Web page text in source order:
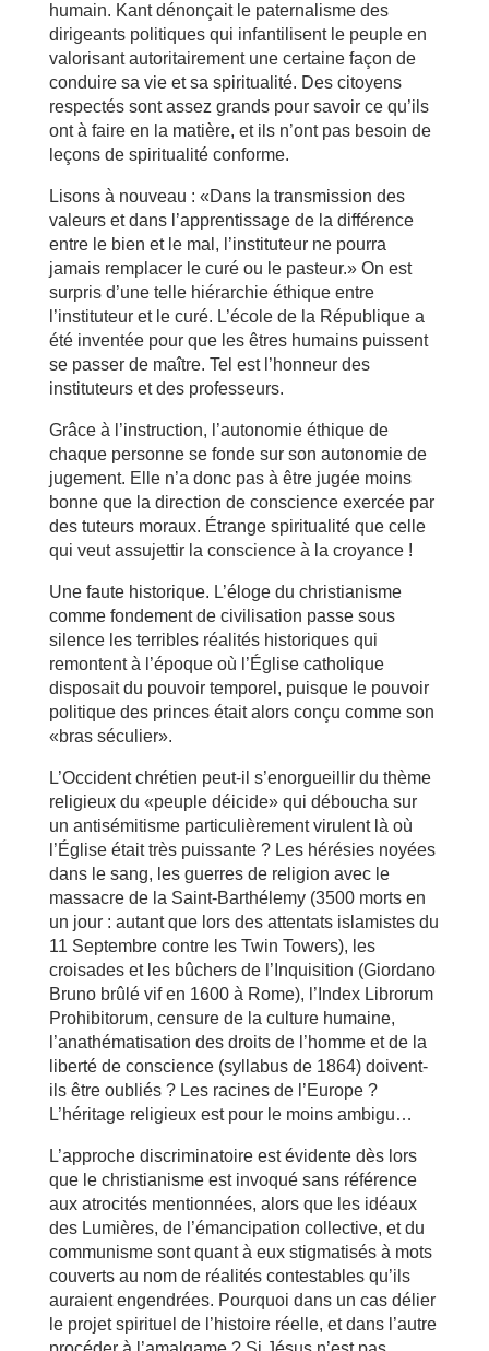
humain. Kant dénonçait le paternalisme des
dirigeants politiques qui infantilisent le peuple en
valorisant autoritairement une certaine façon de
conduire sa vie et sa spiritualité. Des citoyens
respectés sont assez grands pour savoir ce qu’ils
ont à faire en la matière, et ils n’ont pas besoin de
leçons de spiritualité conforme.
Lisons à nouveau : «Dans la transmission des
valeurs et dans l’apprentissage de la différence
entre le bien et le mal, l’instituteur ne pourra
jamais remplacer le curé ou le pasteur.» On est
surpris d’une telle hiérarchie éthique entre
l’instituteur et le curé. L’école de la République a
été inventée pour que les êtres humains puissent
se passer de maître. Tel est l’honneur des
instituteurs et des professeurs.
Grâce à l’instruction, l’autonomie éthique de
chaque personne se fonde sur son autonomie de
jugement. Elle n’a donc pas à être jugée moins
bonne que la direction de conscience exercée par
des tuteurs moraux. Étrange spiritualité que celle
qui veut assujettir la conscience à la croyance !
Une faute historique. L’éloge du christianisme
comme fondement de civilisation passe sous
silence les terribles réalités historiques qui
remontent à l’époque où l’Église catholique
disposait du pouvoir temporel, puisque le pouvoir
politique des princes était alors conçu comme son
«bras séculier».
L’Occident chrétien peut-il s’enorgueillir du thème
religieux du «peuple déicide» qui déboucha sur
un antisémitisme particulièrement virulent là où
l’Église était très puissante ? Les hérésies noyées
dans le sang, les guerres de religion avec le
massacre de la Saint-Barthélemy (3500 morts en
un jour : autant que lors des attentats islamistes du
11 Septembre contre les Twin Towers), les
croisades et les bûchers de l’Inquisition (Giordano
Bruno brûlé vif en 1600 à Rome), l’Index Librorum
Prohibitorum, censure de la culture humaine,
l’anathématisation des droits de l’homme et de la
liberté de conscience (syllabus de 1864) doivent-
ils être oubliés ? Les racines de l’Europe ?
L’héritage religieux est pour le moins ambigu…
L’approche discriminatoire est évidente dès lors
que le christianisme est invoqué sans référence
aux atrocités mentionnées, alors que les idéaux
des Lumières, de l’émancipation collective, et du
communisme sont quant à eux stigmatisés à mots
couverts au nom de réalités contestables qu’ils
auraient engendrées. Pourquoi dans un cas délier
le projet spirituel de l’histoire réelle, et dans l’autre